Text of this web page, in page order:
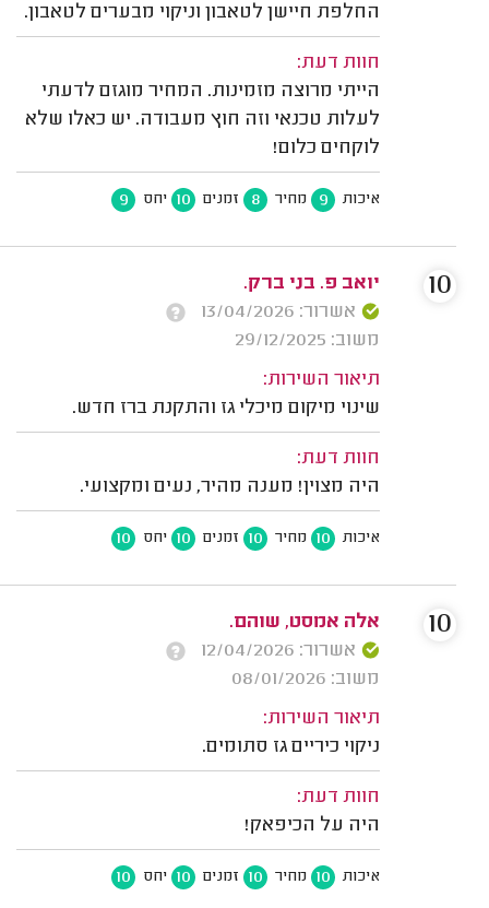
החלפת חיישן לטאבון וניקוי מבערים לטאבון.
חוות דעת:
הייתי מרוצה מזמינות. המחיר מוגזם לדעתי
לעלות טכנאי וזה חוץ מעבודה. יש כאלו שלא
לוקחים כלום!
איכות 9 מחיר 8 זמנים 10 יחס 9
יואב פ. בני ברק.
אשרור: 13/04/2026
משוב: 29/12/2025
תיאור השירות:
שינוי מיקום מיכלי גז והתקנת ברז חדש.
חוות דעת:
היה מצוין! מענה מהיר, נעים ומקצועי.
איכות 10 מחיר 10 זמנים 10 יחס 10
10
אלה אמסט, שוהם.
אשרור: 12/04/2026
משוב: 08/01/2026
תיאור השירות:
ניקוי כיריים גז סתומים.
חוות דעת:
היה על הכיפאק!
איכות 10 מחיר 10 זמנים 10 יחס 10
10